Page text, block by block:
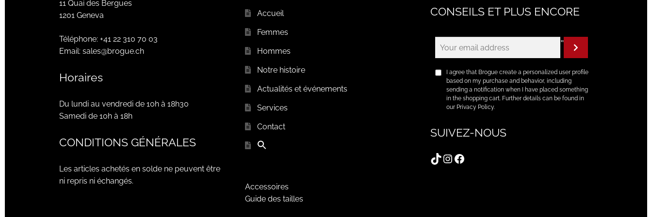
11 Quai des Bergues
1201 Geneva
Téléphone: +41 22 310 70 03
Email: sales@brogue.ch
Horaires
Du lundi au vendredi de 10h à 18h30
Samedi de 10h à 18h
CONDITIONS GÉNÉRALES
Les articles achetés en solde ne peuvent être
ni repris ni échangés.
Accueil
Femmes
Hommes
Notre histoire
Actualités et événements
Services
Contact
Accessoires
Guide des tailles
CONSEILS ET PLUS ENCORE
"
I agree that Brogue create a personalized user profile
based on my purchase and behavior, including
sending a notification when I have placed something
in the shopping cart. Further details can be found in
our Privacy Policy.
SUIVEZ-NOUS
TikTok
Instagram
Facebook